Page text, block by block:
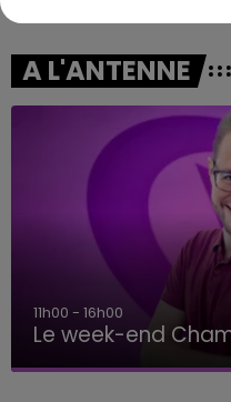
A L'ANTENNE
11h00 - 16h00
Le week-end